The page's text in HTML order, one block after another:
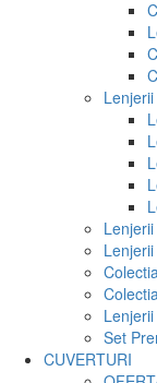
Set
CUVERTURI